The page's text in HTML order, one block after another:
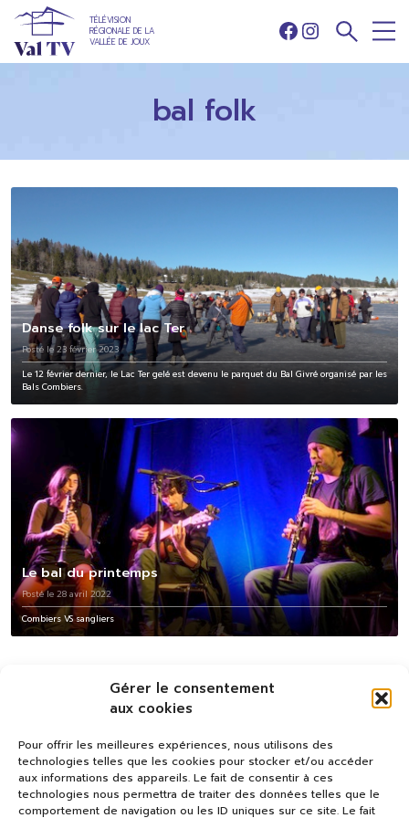
Gérer le consentement
aux cookies
Pour offrir les meilleures expériences, nous utilisons des
technologies telles que les cookies pour stocker et/ou accéder
aux informations des appareils. Le fait de consentir à ces
technologies nous permettra de traiter des données telles que le
comportement de navigation ou les ID uniques sur ce site. Le fait
TÉLÉVISION
RÉGIONALE DE LA
VALLÉE DE JOUX
Facebook
Instagram
bal folk
Danse folk sur le lac Ter
Posté le 23 février 2023
Le 12 février dernier, le Lac Ter gelé est devenu le parquet du Bal Givré organisé par les
Bals Combiers.
Le bal du printemps
Posté le 28 avril 2022
Combiers VS sangliers